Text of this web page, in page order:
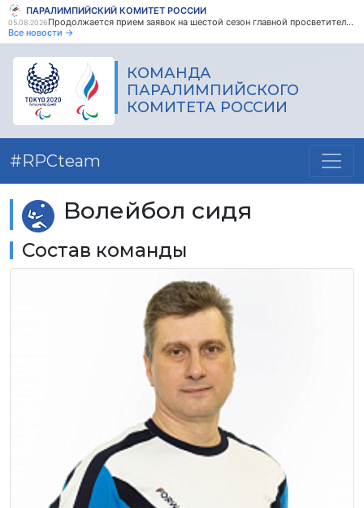
ПАРАЛИМПИЙСКИЙ КОМИТЕТ РОССИИ
05.08.2026
Продолжается прием заявок на шестой сезон главной просветительской награды страны - Знание.Премия
Все новости →
КОМАНДА
ПАРАЛИМПИЙСКОГО
КОМИТЕТА РОССИИ
#командаПКР
Волейбол сидя
Состав команды